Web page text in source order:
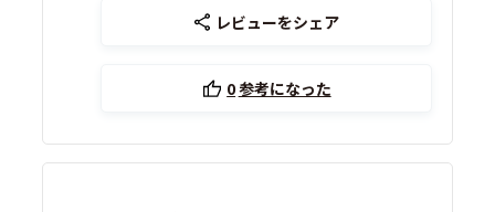
レビューをシェア
0参考になった